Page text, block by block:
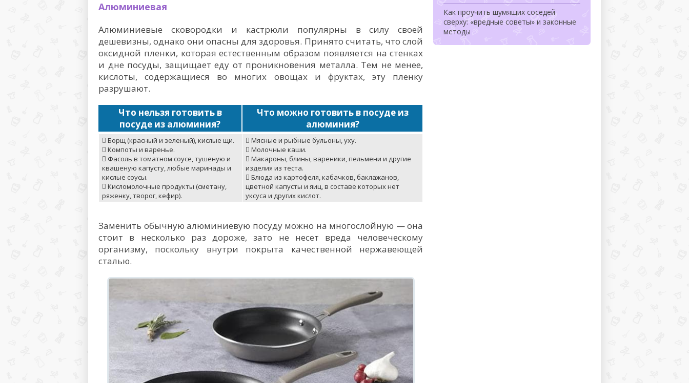
Алюминиевая
Алюминиевые сковородки и кастрюли популярны в силу своей
дешевизны, однако они опасны для здоровья. Принято считать, что слой
оксидной пленки, которая естественным образом появляется на стенках
и дне посуды, защищает еду от проникновения металла. Тем не менее,
кислоты, содержащиеся во многих овощах и фруктах, эту пленку
разрушают.
Что нельзя готовить в
посуде из алюминия?
Что можно готовить в посуде из
алюминия?
 Борщ (красный и зеленый), кислые щи.
 Компоты и варенье.
 Фасоль в томатном соусе, тушеную и
квашеную капусту, любые маринады и
кислые соусы.
 Кисломолочные продукты (сметану,
ряженку, творог, кефир).
 Мясные и рыбные бульоны, уху.
 Молочные каши.
 Макароны, блины, вареники, пельмени и другие
изделия из теста.
 Блюда из картофеля, кабачков, баклажанов,
цветной капусты и яиц, в составе которых нет
уксуса и других кислот.
Заменить обычную алюминиевую посуду можно на многослойную — она
стоит в несколько раз дороже, зато не несет вреда человеческому
организму, поскольку внутри покрыта качественной нержавеющей
сталью.
Как проучить шумящих соседей
сверху: «вредные советы» и законные
методы